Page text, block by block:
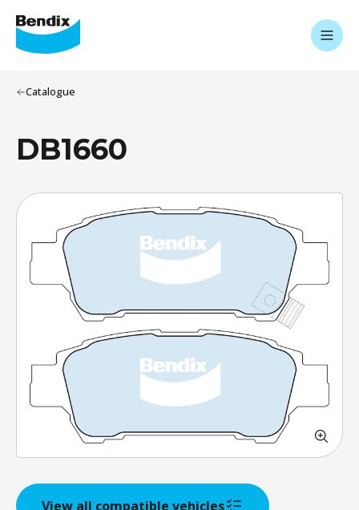
Catalogue
DB1660
View all compatible vehicles